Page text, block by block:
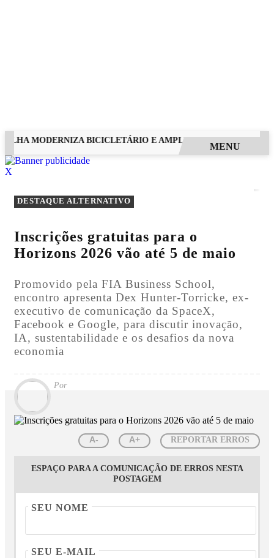
MODERNIZA BICICLETÁRIO E AMPLIA CAPACIDADE PARA
MENU
X
DESTAQUE ALTERNATIVO
Inscrições gratuitas para o
Horizons 2026 vão até 5 de maio
Promovido pela FIA Business School,
encontro apresenta Dex Hunter-Torricke, ex-
executivo de comunicação da SpaceX,
Facebook e Google, para discutir inovação,
IA, sustentabilidade e os desafios da nova
economia
Por
A- A+ REPORTAR ERROS
ESPAÇO PARA A COMUNICAÇÃO DE ERROS NESTA
POSTAGEM
SEU NOME
SEU E-MAIL